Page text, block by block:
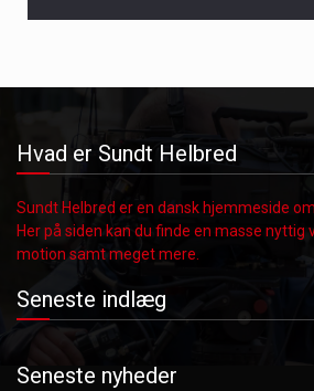
Hvad er Sundt Helbred
Sundt Helbred er en dansk hjemmeside
Her på siden kan du finde en masse nyttig
motion samt meget mere.
Seneste indlæg
Seneste nyheder